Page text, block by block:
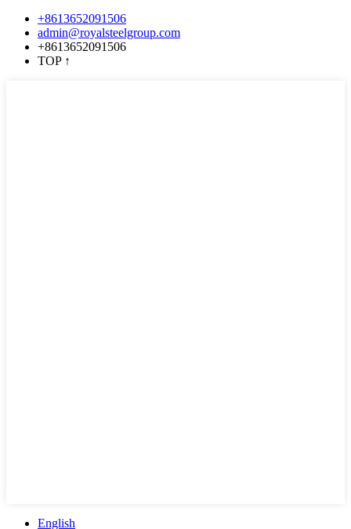
+8613652091506
admin@royalsteelgroup.com
+8613652091506
TOP ↑
English